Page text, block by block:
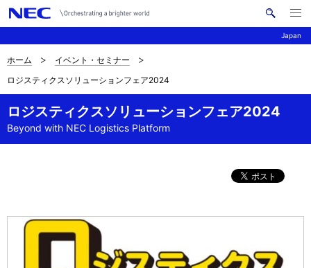
Japan
イ
メ
ニ
ュ
ナ
ビ
ゲ
ー
サ
イ
ト
内
在
ホーム
イベント・セミナー
ロジスティクスソリューションフェア2024
ロジスティクスソリューションフェア2024
Beyond with NEC Logistics Platform